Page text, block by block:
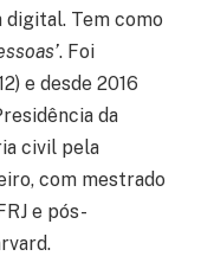
digital. Tem como
. Foi
e desde 2016
da
civil pela
com mestrado
e pós-